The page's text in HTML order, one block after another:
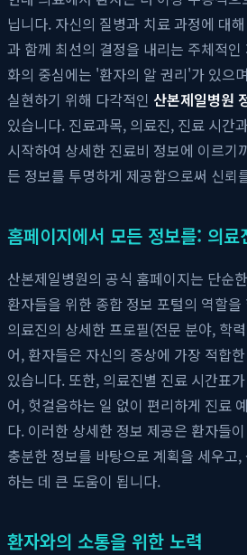
닙니다. 자신의 질병과 치료 과정에 대
과 함께 최선의 결정을 내리는 주체적
화의 중심에는 '환자의 알 권리'가 있으
실현하기 위해 다각적인 산본제일병원
있습니다. 진료과목, 의료진, 진료 시간
시작하여 상세한 진료비 정보에 이르기
든 정보를 투명하게 제공함으로써 신뢰
홈페이지에서 모든 정보를: 의
산본제일병원의 공식 홈페이지는 단순
환자들을 위한 종합 정보 포털의 역할
의료진의 상세한 프로필(전문 분야, 학
어, 환자들은 자신의 증상에 가장 적합
있습니다. 또한, 의료진별 진료 시간표
어, 헛걸음하는 일 없이 편리하게 진료
다. 이러한 상세한 정보 제공은 환자들
충분한 정보를 바탕으로 계획을 세우고
하는 데 큰 도움이 됩니다.
환자와의 소통을 위한 노력